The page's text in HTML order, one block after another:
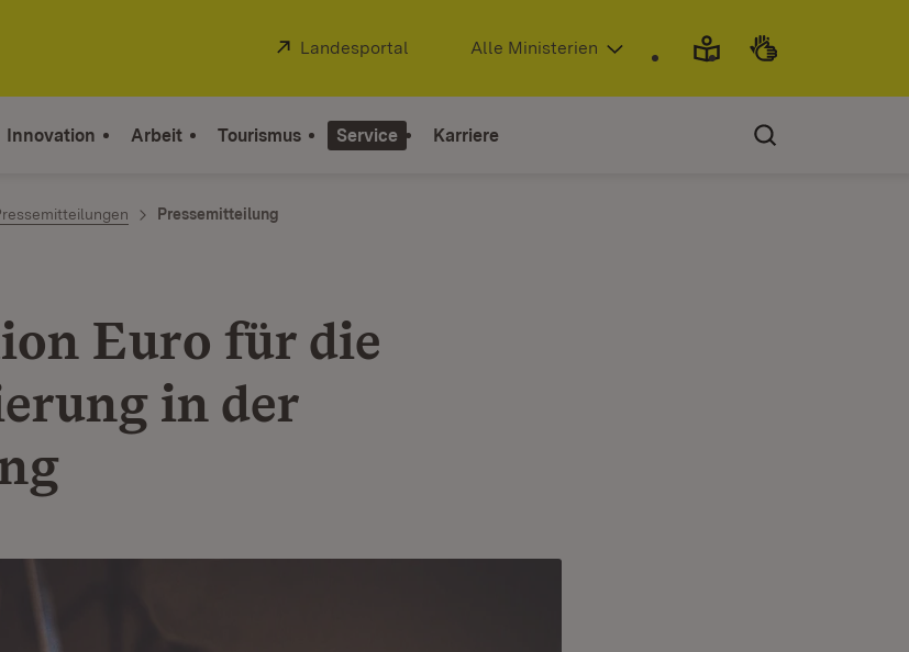
Extern:
Landesportal (Öffnet in neuem Fenster)
Alle Ministerien
Innovation Arbeit Tourismus Service Karriere
Pressemitteilung
Euro für die
in der